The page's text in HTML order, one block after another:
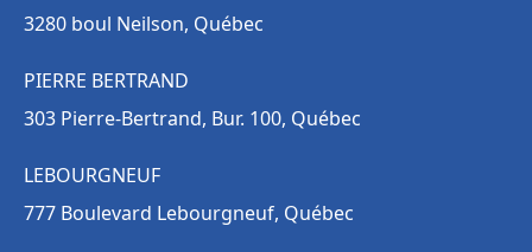
3280 boul Neilson, Québec
PIERRE BERTRAND
303 Pierre-Bertrand, Bur. 100, Québec
LEBOURGNEUF
777 Boulevard Lebourgneuf, Québec